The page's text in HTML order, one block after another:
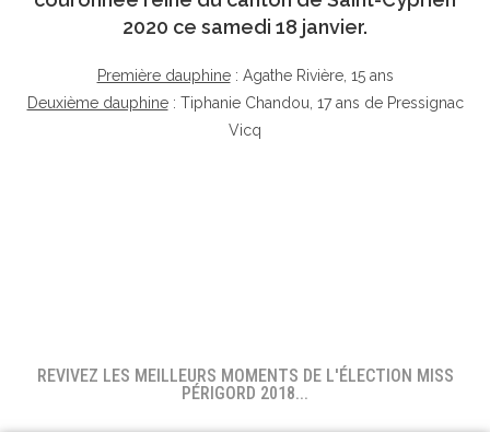
2020 ce samedi 18 janvier.
Première dauphine: Agathe Rivière, 15 ans
Deuxième dauphine: Tiphanie Chandou, 17 ans de Pressignac
Vicq
REVIVEZ LES MEILLEURS MOMENTS DE L'ÉLECTION MISS
PÉRIGORD 2018...